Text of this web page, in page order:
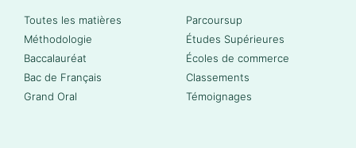
Toutes les matières
Méthodologie
Baccalauréat
Bac de Français
Grand Oral
Parcoursup
Études Supérieures
Écoles de commerce
Classements
Témoignages